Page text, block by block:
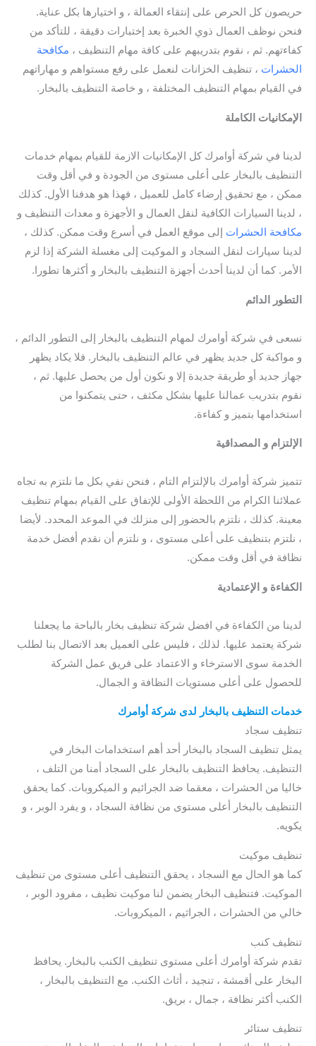
حريصون كل الحرص على إنتقاء العمالة ، و اختيارها بكل عناية.
فنحن نوظف العمال ذوي الخبرة بعد إختبارات دقيقة ، للتأكد من
كفاءتهم. ثم ، نقوم بتدريبهم على كافة مهام التنظيف ، مكافحة
الحشرات ، تنظيف الخزانات لنعمل على رفع مستواهم و مهاراتهم
في القيام بمهام التنظيف المختلفة ، و خاصة التنظيف بالبخار.
الإمكانيات الكاملة
لدينا في شركة أوامرك كل الإمكانيات الازمة للقيام بمهام خدمات
التنظيف بالبخار على أعلى مستوى من الجودة و في أقل وقت
ممكن ، مع تحقيق إرضاء كامل للعميل ، فهذا هو هدفنا الأول. كذلك
، لدينا السيارات الكافية لنقل العمال و الأجهزة و معدات التنظيف و
مكافحة الحشرات إلى موقع العمل في أسرع وقت ممكن. كذلك ،
لدينا سيارات لنقل السجاد و الموكيت إلى مغسلة الشركة إذا لزم
الأمر. كما أن لدينا أحدث أجهزة التنظيف بالبخار و أكثرها تطورا.
التطور الدائم
نسعى في شركة أوامرك لمهام التنظيف بالبخار إلى التطور الدائم ،
و مواكبة كل جديد يظهر في عالم التنظيف بالبخار. فلا يكاد يظهر
جهاز جديد أو طريقة جديدة إلا و نكون أول من يحصل عليها. ثم ،
نقوم بتدريب عمالنا عليها بشكل مكثف ، حتى يتمكنوا من
استخدامها بتميز و كفاءة.
الإلتزام و المصداقية
تتميز شركة أوامرك بالإلتزام التام ، فنحن نفي بكل ما نلتزم به تجاه
عملائنا الكرام من اللحظة الأولى للإتفاق على القيام بمهام تنظيف
معينة. كذلك ، نلتزم بالحضور إلى منزلك في الموعد المحدد. لأيضا
، نلتزم بتنظيف على أعلى مستوى ، و نلتزم أن نقدم أفضل خدمة
نظافة في أقل وقت ممكن.
الكفاءة و الإعتمادية
لدينا من الكفاءة في افضل شركة تنظيف بخار بالباحة ما يجعلنا
شركة يعتمد عليها. لذلك ، فليس على العميل بعد الاتصال بنا لطلب
الخدمة سوى الاسترخاء و الاعتماد على فريق عمل الشركة
للحصول على أعلى مستويات النظافة و الجمال.
خدمات التنظيف بالبخار لدى شركة أوامرك
تنظيف سجاد
يمثل تنظيف السجاد بالبخار أحد أهم استخدامات البخار في
التنظيف. يحافظ التنظيف بالبخار على السجاد أمنا من التلف ،
خاليا من الحشرات ، معقما ضد الجرائيم و الميكروبات. كما يحقق
التنظيف بالبخار أعلى مستوى من نظافة السجاد ، و يفرد الوبر ، و
يكويه.
تنظيف موكيت
كما هو الحال مع السجاد ، يحقق التنظيف أعلى مستوى من تنظيف
الموكيت. فتنظيف البخار يضمن لنا موكيت نظيف ، مفرود الوبر ،
خالي من الحشرات ، الجراثيم ، الميكروبات.
تنظيف كنب
تقدم شركة أوامرك أعلى مستوى تنظيف الكنب بالبخار. يحافظ
البخار على أقمشة ، تنجيد ، أثاث الكنب. مع التنظيف بالبخار ،
الكنب أكثر نظافة ، جمال ، بريق.
تنظيف ستائر